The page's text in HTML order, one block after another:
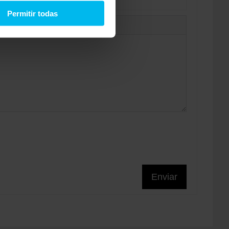
Permitir todas
Enviar